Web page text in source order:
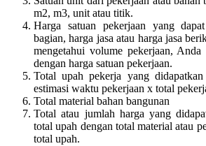
m2, m3, unit atau titik.
Harga satuan pekerjaan yang
bagian, harga jasa atau harga jasa
mengetahui volume pekerjaan,
dengan harga satuan pekerjaan.
Total upah pekerja yang
estimasi waktu pekerjaan x total
Total material bahan bangunan
Total atau jumlah harga yang
total upah dengan total material atau
total upah.